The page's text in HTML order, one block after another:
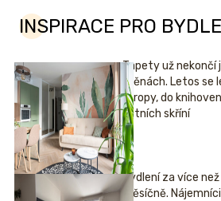
INSPIRACE PRO
Tapety už nekončí
stěnách. Letos se
stropy, do
šatních skříní
Bydlení za více
měsíčně.